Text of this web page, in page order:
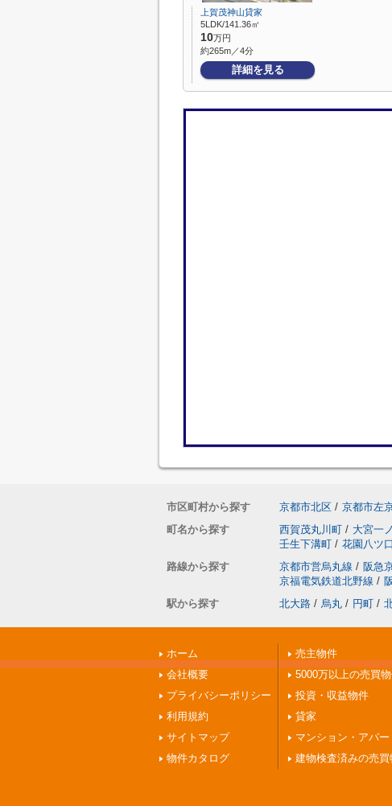
上賀茂神山貸家
5LDK/141.36㎡
10万円
約265m／4分
詳細を見る
市区町村から探す 京都市北区 / 京都市左
町名から探す
西賀茂丸川町 / 大宮一
壬生下溝町 / 花園八ツ
路線から探す
京都市営烏丸線 / 阪急
京福電気鉄道北野線 /
駅から探す
北大路 / 烏丸 / 円町 /
ホーム
会社概要
プライバシーポリシー
利用規約
サイトマップ
物件カタログ
売主物件
5000万以上の売買
投資・収益物件
貸家
マンション・アパー
建物検査済みの売買